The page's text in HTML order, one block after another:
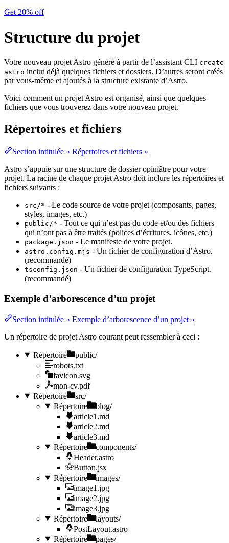
Get 20% off
Structure du projet
Votre nouveau projet Astro généré à partir de l’assistant CLI create
astro inclut déjà quelques fichiers et dossiers. D’autres seront créés
par vous-même et ajoutés à la structure existante d’Astro.
Voici comment un projet Astro est organisé, ainsi que quelques
fichiers que vous trouverez dans votre nouveau projet.
Répertoires et fichiers
Section intitulée « Répertoires et fichiers »
Astro s’appuie sur une structure de dossier opiniâtre pour votre
projet. La racine de chaque projet Astro doit inclure les répertoires et
fichiers suivants :
src/* - Le code source de votre projet (composants, pages,
styles, images, etc.)
public/* - Tout ce qui n’est pas du code et/ou des fichiers
qui n’ont pas à être traités (polices d’écritures, icônes, etc.)
package.json - Le manifeste de votre projet.
astro.config.mjs - Un fichier de configuration d’Astro.
(recommandé)
tsconfig.json - Un fichier de configuration TypeScript.
(recommandé)
Exemple d’arborescence d’un projet
Section intitulée « Exemple d’arborescence d’un projet »
Un répertoire de projet Astro courant peut ressembler à ceci :
Répertoire
public/
robots.txt
favicon.svg
mon-cv.pdf
Répertoire
src/
Répertoire
blog/
article1.md
article2.md
article3.md
Répertoire
components/
Header.astro
Button.jsx
Répertoire
images/
image1.jpg
image2.jpg
image3.jpg
Répertoire
layouts/
PostLayout.astro
Répertoire
pages/